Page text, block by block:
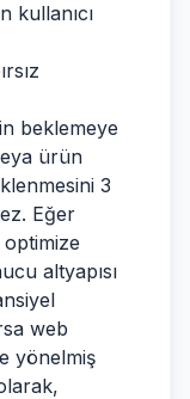
kullanıcı
beklemeye
ürün
3
Eğer
altyapısı
web
yönelmiş